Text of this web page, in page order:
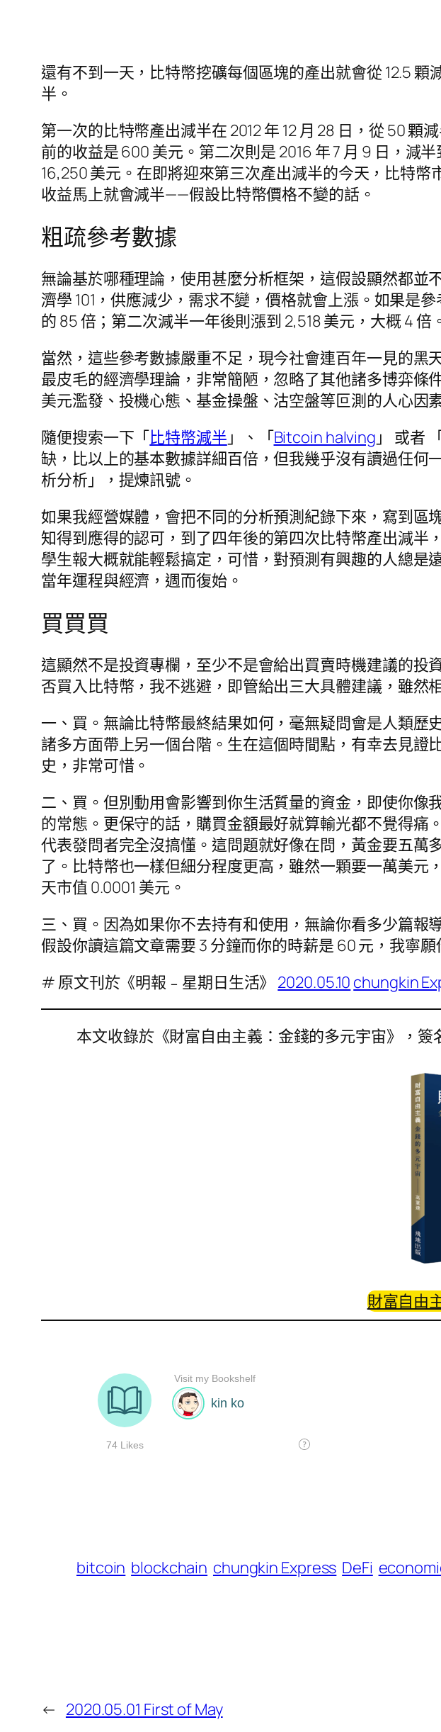
還有不到一天，比特幣挖礦每個區塊的產出就會從 12.5
半。
第一次的比特幣產出減半在 2012 年 12 月 28 日，從 50
前的收益是 600 美元。第二次則是 2016 年 7 月 9 日，減
16,250 美元。在即將迎來第三次產出減半的今天，比特幣
收益馬上就會減半——假設比特幣價格不變的話。
粗疏參考數據
無論基於哪種理論，使用甚麼分析框架，這假設顯然都
濟學 101，供應減少，需求不變，價格就會上漲。如果是
的 85 倍；第二次減半一年後則漲到 2,518 美元，大概 4 倍
當然，這些參考數據嚴重不足，現今社會連百年一見的
最皮毛的經濟學理論，非常簡陋，忽略了其他諸多博弈
美元濫發、投機心態、基金操盤、沽空盤等叵測的人心因
隨便搜索一下「比特幣減半 」、「Bitcoin halving 」 或者
缺，比以上的基本數據詳細百倍，但我幾乎沒有讀過任
析分析」，提煉訊號。
如果我經營媒體，會把不同的分析預測紀錄下來，寫到
知得到應得的認可，到了四年後的第四次比特幣產出減
學生報大概就能輕鬆搞定，可惜，對預測有興趣的人總
當年運程與經濟，週而復始。
買買買
這顯然不是投資專欄，至少不是會給出買賣時機建議的
否買入比特幣，我不逃避，即管給出三大具體建議，雖然
一、買。無論比特幣最終結果如何，毫無疑問會是人類
諸多方面帶上另一個台階。生在這個時間點，有幸去見
史，非常可惜。
二、買。但別動用會影響到你生活質量的資金，即使你
的常態。更保守的話，購買金額最好就算輸光都不覺得
代表發問者完全沒搞懂。這問題就好像在問，黃金要五
了。比特幣也一樣但細分程度更高，雖然一顆要一萬美元
天市值 0.0001 美元。
三、買。因為如果你不去持有和使用，無論你看多少篇報
假設你讀這篇文章需要 3 分鐘而你的時薪是 60 元，我寧
# 原文刊於《明報﹣星期日生活》 2020.05.10 chungkin
本文收錄於《財富自由主義：金錢的多元宇宙》，簽
財富自由
bitcoin blockchain chungkin Express DeFi
← 2020.05.01 First of May